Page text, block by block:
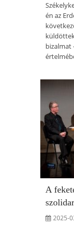
én az
bizalmat
A
2025-